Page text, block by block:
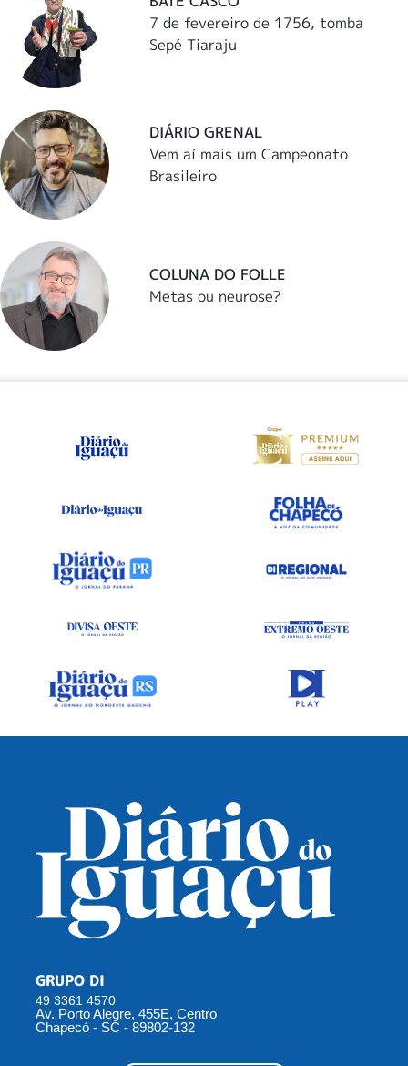
7 de fevereiro de 1756, tomba
Sepé Tiaraju
DIÁRIO GRENAL
Vem aí mais um Campeonato
Brasileiro
COLUNA DO FOLLE
Metas ou neurose?
GRUPO DI
49 3361 4570
Av. Porto Alegre, 455E, Centro
Chapecó - SC - 89802-132